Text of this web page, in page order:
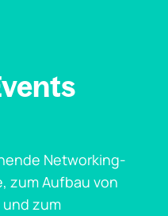
Networking-
zum Aufbau von
zum